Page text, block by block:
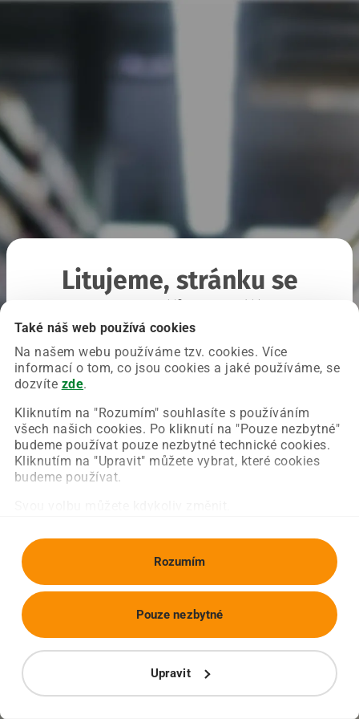
Také náš web používá cookies
Na našem webu používáme tzv. cookies. Více
informací o tom, co jsou cookies a jaké používáme, se
dozvíte zde.
Kliknutím na "Rozumím" souhlasíte s používáním
všech našich cookies. Po kliknutí na "Pouze nezbytné"
budeme používat pouze nezbytné technické cookies.
Kliknutím na "Upravit" můžete vybrat, které cookies
budeme používat.
Rozumím
Upravit
Pouze nezbytné
Litujeme, stránku se
Chyba nastala na naší straně a už ji opravujeme.
Zkuste prosím znovu načíst požadovanou stránku.
Obnovit stránku Úvodní strana